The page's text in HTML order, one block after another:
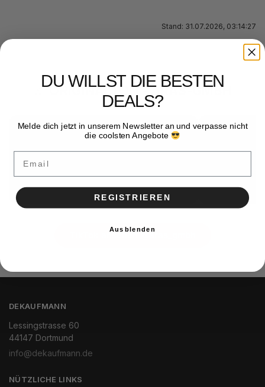
Stand: 31.07.2026, 03:14:27
♬ ORIGINALTON - ARAS-GMBH
TikTok ansehen @aras_gmbh
DEKAUFMANN
Lessingstrasse 60
44147 Dortmund
info@dekaufmann.de
NÜTZLICHE LINKS
DU WILLST DIE BESTEN
DEALS?
Melde dich jetzt in unserem Newsletter an und verpasse nicht
die coolsten Angebote
Email
REGISTRIEREN
Ausblenden